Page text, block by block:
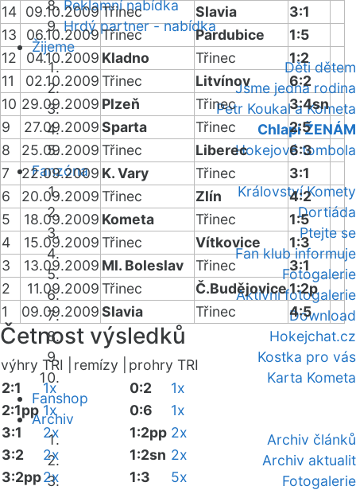
Reklamní nabídka
Hrdý partner - nabídka
Žijeme
Děti dětem
Jsme jedna rodina
Petr Koukal a Kometa
Chlapi ŽENÁM
Hokejová tombola
Fanzóna
Království Komety
Dortiáda
Ptejte se
Fan klub informuje
Fotogalerie
Aktivní fotogalerie
Download
Hokejchat.cz
Kostka pro vás
Karta Kometa
Fanshop
Archiv
Archiv článků
Archiv aktualit
Fotogalerie
14 09.10.2009Třinec Slavia
3:1
13
06.10.2009Třinec Pardubice
1:5
12
04.10.2009 Kladno Třinec
1:2
11
02.10.2009Třinec Litvínov
6:2
10 29.09.2009 Plzeň Třinec
3:4sn
9
27.09.2009Sparta Třinec
2:5
8
25.09.2009Třinec Liberec
6:3
7
22.09.2009 K. Vary Třinec
3:1
6
20.09.2009Třinec Zlín
4:2
5
18.09.2009 Kometa Třinec
1:5
4
15.09.2009Třinec Vítkovice
1:3
3
13.09.2009 Ml. Boleslav Třinec
3:1
2
11.09.2009Třinec Č.Budějovice1:2p
1
09.09.2009Slavia Třinec 4:5
Četnost výsledků
výhry TRI | remízy |
prohry TRI
2:1
1x
2:1pp 1x
3:1
2x
3:2
2x
3:2pp2x
0:2
1x
0:6
1x
1:2pp 2x
1:2sn 2x
1:3
5x